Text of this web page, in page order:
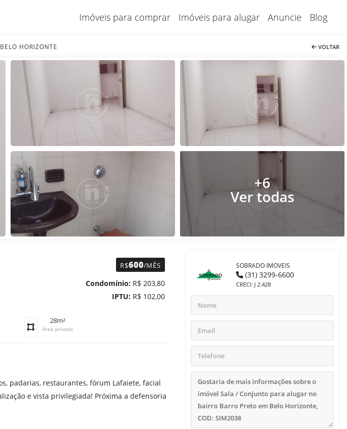
Imóveis para comprar Imóveis para alugar Anuncie Blog
HORIZONTE VOLTAR
+6
Ver todas
R$600/MÊS
Condomínio: R$ 203,80
IPTU: R$ 102,00
28m²
Área privada
padarias, restaurantes, fórum Lafaiete, facial
e vista privilegiada! Próxima a defensoria
SOBRADO IMOVEIS
(31) 3299-6600
CRECI: J 2.428